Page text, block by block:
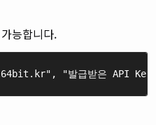
능합니다.
"발급받은 API